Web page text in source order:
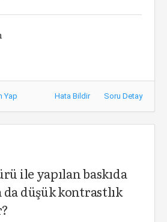
Yap Hata Bildir Soru Detay
ile yapılan baskıda
da düşük kontrastlık